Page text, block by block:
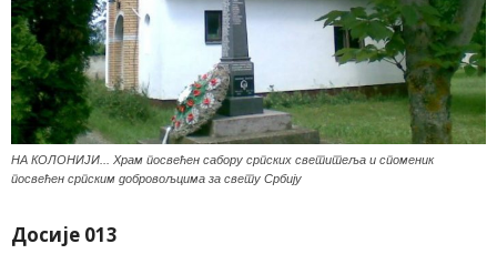
НА КОЛОНИЈИ... Храм посвећен сабору српских светитеља и споменик
посвећен српским добровољцима за свету Србију
Досије 013